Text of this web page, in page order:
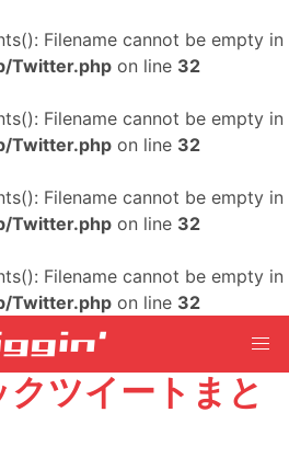
Filename cannot be empty in
Twitter.php on line 32
Filename cannot be empty in
Twitter.php on line 32
Filename cannot be empty in
Twitter.php on line 32
Filename cannot be empty in
Twitter.php on line 32
ツイートまと